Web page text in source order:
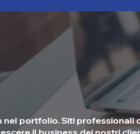
portfolio. Siti professionali